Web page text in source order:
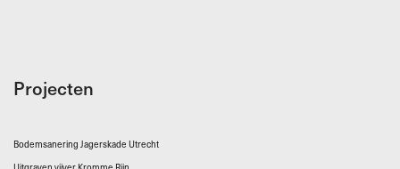
Projecten
Bodemsanering Jagerskade Utrecht